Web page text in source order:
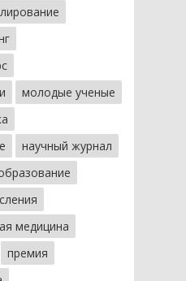
молодые ученые
научный журнал
медицина
премия